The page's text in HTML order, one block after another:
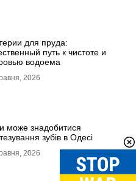
для пруда:
путь к чистоте и
водоема
2026
може знадобитися
зубів в Одесі
2026